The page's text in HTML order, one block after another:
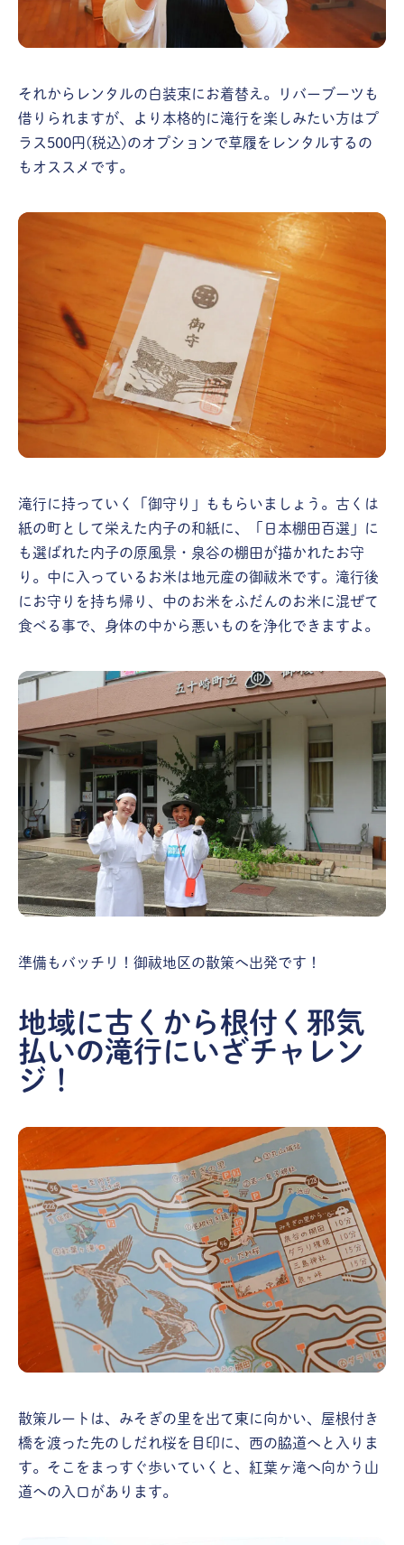
それからレンタルの白装束にお着替え。リバーブーツも
借りられますが、より本格的に滝行を楽しみたい方はプ
ラス500円(税込)のオプションで草履をレンタルするの
もオススメです。
滝行に持っていく「御守り」ももらいましょう。古くは
紙の町として栄えた内子の和紙に、「日本棚田百選」に
も選ばれた内子の原風景・泉谷の棚田が描かれたお守
り。中に入っているお米は地元産の御祓米です。滝行後
にお守りを持ち帰り、中のお米をふだんのお米に混ぜて
食べる事で、身体の中から悪いものを浄化できますよ。
準備もバッチリ！御祓地区の散策へ出発です！
地域に古くから根付く邪気
払いの滝行にいざチャレン
ジ！
散策ルートは、みそぎの里を出て東に向かい、屋根付き
橋を渡った先のしだれ桜を目印に、西の脇道へと入りま
す。そこをまっすぐ歩いていくと、紅葉ヶ滝へ向かう山
道への入口があります。